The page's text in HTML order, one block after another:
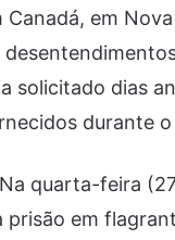
em
solicitado dias
durante
quarta-feira
prisão em